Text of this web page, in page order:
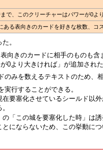
で、このクリーチャーはパワーが0よ
る表向きのカードを好きな枚数、コ
。
向きのカードに相手のものも含
0より大きければ」が追加された
のみを数えるテキストのため、
実行することができる。
要塞化させているシールド以
の「この城を要塞化した時」は誘
にならないため、この挙動につ